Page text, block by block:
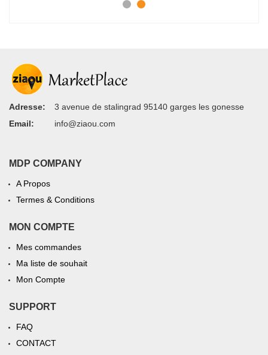
Adresse:
3 avenue de stalingrad 95140 garges les gonesse
Email:
info@ziaou.com
MDP COMPANY
A Propos
Termes & Conditions
MON COMPTE
Mes commandes
Ma liste de souhait
Mon Compte
SUPPORT
FAQ
CONTACT